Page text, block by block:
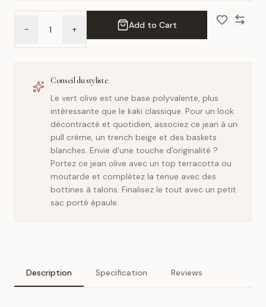
- + Add to Cart
Conseil du styliste
Le vert olive est une base polyvalente, plus
intéressante que le kaki classique. Pour un look
décontracté et quotidien, associez ce jean à un
pull crème, un trench beige et des baskets
blanches. Envie d'une touche d'originalité ?
Portez ce jean olive avec un top terracotta ou
moutarde et complétez la tenue avec des
bottines à talons. Finalisez le tout avec un petit
sac porté épaule.
Description Specification Reviews